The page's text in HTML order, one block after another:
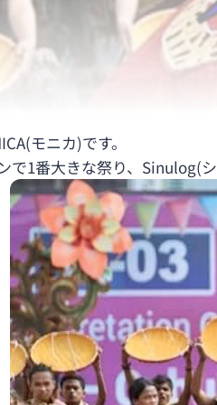
モニカ)です。
で1番大きな祭り、Sinulog(